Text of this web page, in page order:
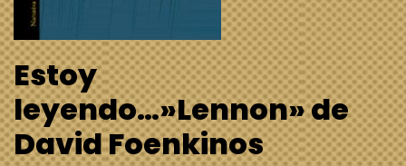
Estoy
leyendo…»Lennon» de
David Foenkinos